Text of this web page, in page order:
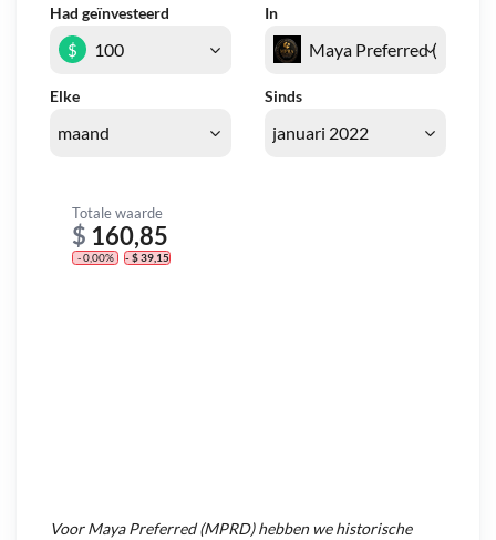
Had geïnvesteerd In
Elke Sinds
$
Totale waarde
$ 160,85
- 0,00% - $ 39,15
VoorMaya Preferred (MPRD)hebben we historische